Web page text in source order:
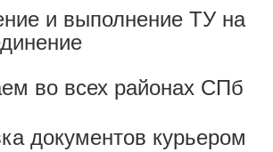
и выполнение ТУ на
во всех районах СПб
документов курьером